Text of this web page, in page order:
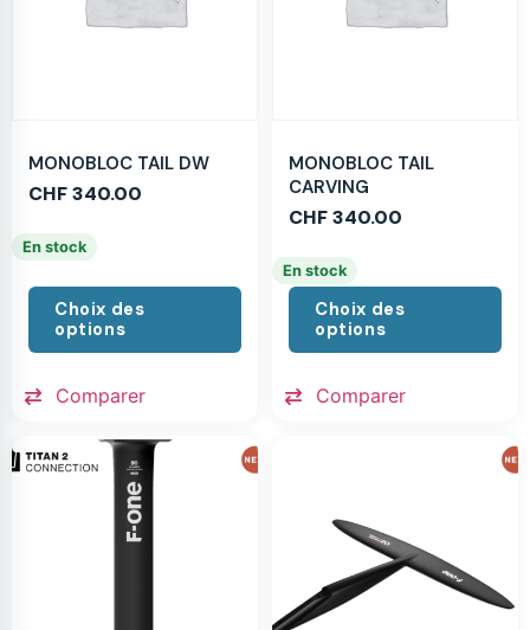
MONOBLOC TAIL DW
CHF340.00
En stock
Choix des
options
Comparer
MONOBLOC TAIL
CARVING
CHF340.00
En stock
Choix des
options
Comparer